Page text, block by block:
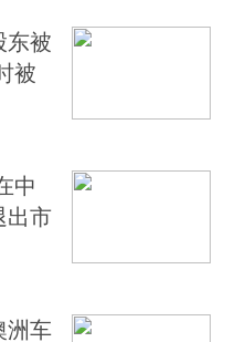
东被
被
中
出市
洲车